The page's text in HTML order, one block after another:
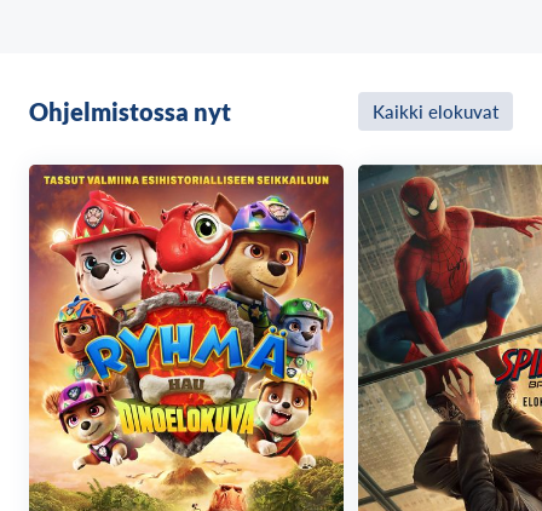
laajakangasspektaakkelissa, joka kertoo Villi
Vonkasta. Hänellä on loputtomasti ideoita ja hän on
kerrallaan ja samalla todistaa, että parhaat asiat
elämässä alkavat unelmasta – ja että joka onnekseen
tapaa Villi Vonkan huomaa, että mikä tahansa on
mahdollista.
Ohjelmistossa nyt Kaikki elokuvat